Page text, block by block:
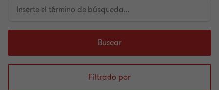
Filtrado por
Buscar